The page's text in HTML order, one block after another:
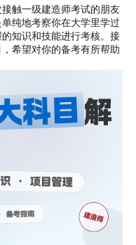
触一级建造师考试的朋友
纯地考察你在大学里学过
知识和技能进行考核。接
希望对你的备考有所帮助